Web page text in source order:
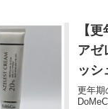
【
アゼ
ッシ
更年期